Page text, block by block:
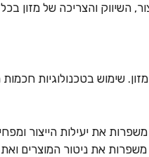
השיווק והצריכה של מזון
שימוש בטכנולוגיות
את יעילות הייצור
משפרות את ניטור המוצרים